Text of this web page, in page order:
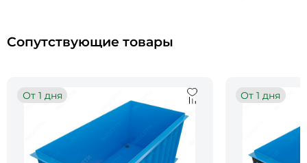
Сопутствующие товары
От 1 дня От 1 дня